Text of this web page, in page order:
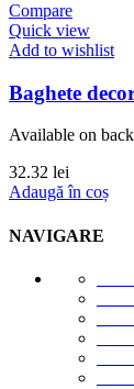
Compare
Quick view
Add to wishlist
Baghete
Available on
32.32 lei
Adaugă în coș
NAVIGARE